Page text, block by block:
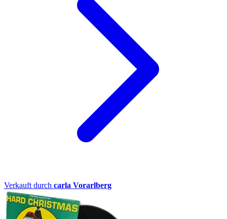
Verkauft durch carla Vorarlberg